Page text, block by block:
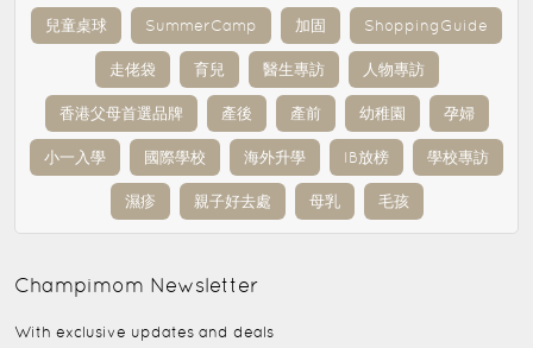
兒童桌球 SummerCamp 加固 ShoppingGuide
走佬袋 育兒 醫生專訪 人物專訪
香港父母首選品牌 產後 產前 幼稚園 孕婦
小一入學 國際學校 海外升學 IB放榜 學校專訪
濕疹 親子好去處 母乳 毛孩
Champimom Newsletter
With exclusive updates and deals